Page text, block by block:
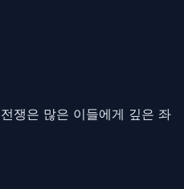
쟁은 많은 이들에게 깊은 좌